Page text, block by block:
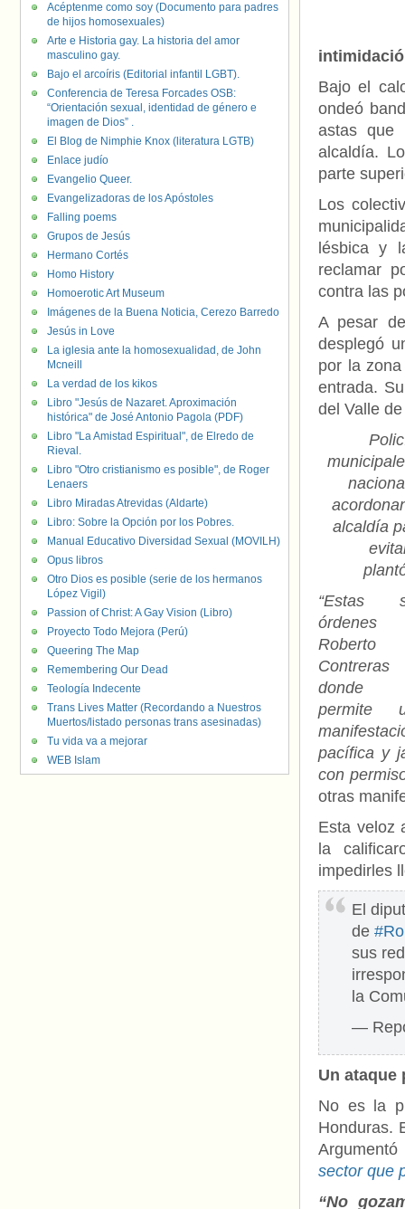
Bajo el
ondeó
astas que
alcaldía.
parte
Los
lésbica y
reclamar
contra las
A pesar
desplegó
por la
entrada.
del Valle
alcaldía
“Estas
órdenes
Roberto
Contreras
donde
permite
pacífica y
con
otras
Esta veloz
la
impedirles
El
de
sus
la
—
Un ataque
No es la
Honduras.
sector que
“No
Acéptenme como soy (Documento para padres
de hijos homosexuales)
Arte e Historia gay. La historia del amor
masculino gay.
Bajo el arcoíris (Editorial infantil LGBT).
Conferencia de Teresa Forcades OSB:
“Orientación sexual, identidad de género e
imagen de Dios” .
El Blog de Nimphie Knox (literatura LGTB)
Enlace judío
Evangelio Queer.
Evangelizadoras de los Apóstoles
Falling poems
Grupos de Jesús
Hermano Cortés
Homo History
Homoerotic Art Museum
Imágenes de la Buena Noticia, Cerezo Barredo
Jesús in Love
La iglesia ante la homosexualidad, de John
Mcneill
La verdad de los kikos
Libro "Jesús de Nazaret. Aproximación
histórica" de José Antonio Pagola (PDF)
Libro "La Amistad Espiritual", de Elredo de
Rieval.
Libro "Otro cristianismo es posible", de Roger
Lenaers
Libro Miradas Atrevidas (Aldarte)
Libro: Sobre la Opción por los Pobres.
Manual Educativo Diversidad Sexual (MOVILH)
Opus libros
Otro Dios es posible (serie de los hermanos
López Vigil)
Passion of Christ: A Gay Vision (Libro)
Proyecto Todo Mejora (Perú)
Queering The Map
Remembering Our Dead
Teología Indecente
Trans Lives Matter (Recordando a Nuestros
Muertos/listado personas trans asesinadas)
Tu vida va a mejorar
WEB Islam